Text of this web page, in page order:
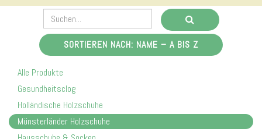
v
e
n
SORTIEREN NACH: NAME – A BIS Z
Alle Produkte
Gesundheitsclog
Holländische Holzschuhe
Münsterländer Holzschuhe